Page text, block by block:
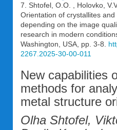
7. Shtofel, O.O. , Holovko,
Orientation of crystallites
depending on the image
research in modern
Washington, USA, pp. 3-8.
2267.2025-30-00-011
New capabilities
methods for
metal structure
Olha Shtofel,